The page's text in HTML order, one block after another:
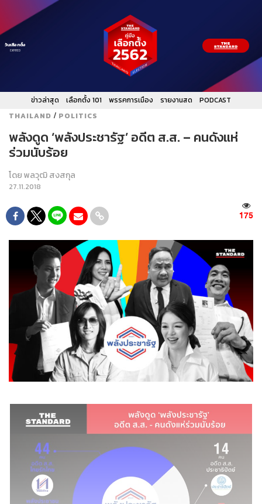
วันเลือกตั้ง
EXPIRED
ข่าวล่าสุด เลือกตั้ง 101 พรรคการเมือง รายงานสด
PODCAST
THAILAND / POLITICS
พลังดูด ‘พลังประชารัฐ’ อดีต ส.ส. – คนดังแห่
ร่วมนับร้อย
โดยพลวุฒิ สงสกุล
27.11.2018
175